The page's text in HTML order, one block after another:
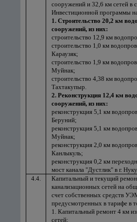
сооружений и 32,6 км сетей в
Инвестиционной программы
1. Строительство 20,2 км
сооружений, из них:
строительство 12,9 км
строительство 1,0 км
Караузяк;
строительство 1,9 км
Муйнак;
строительство 4,38 км
Тахтакупыр.
2. Реконструкция 12,4 км
сооружений, из них:
реконструкция 5,1 км
Беруний;
реконструкция 5,1 км
Муйнак;
реконструкция 2,0 км
Канлыкуль;
реконструкция 0,2 км
мост канала "Дустлик" в г.
4.4.
Капитальный и текущий
канализационных сетей на
счет собственных средств
предусмотренных в тарифе в
1. Капитальный ремонт 4 км
сетей;